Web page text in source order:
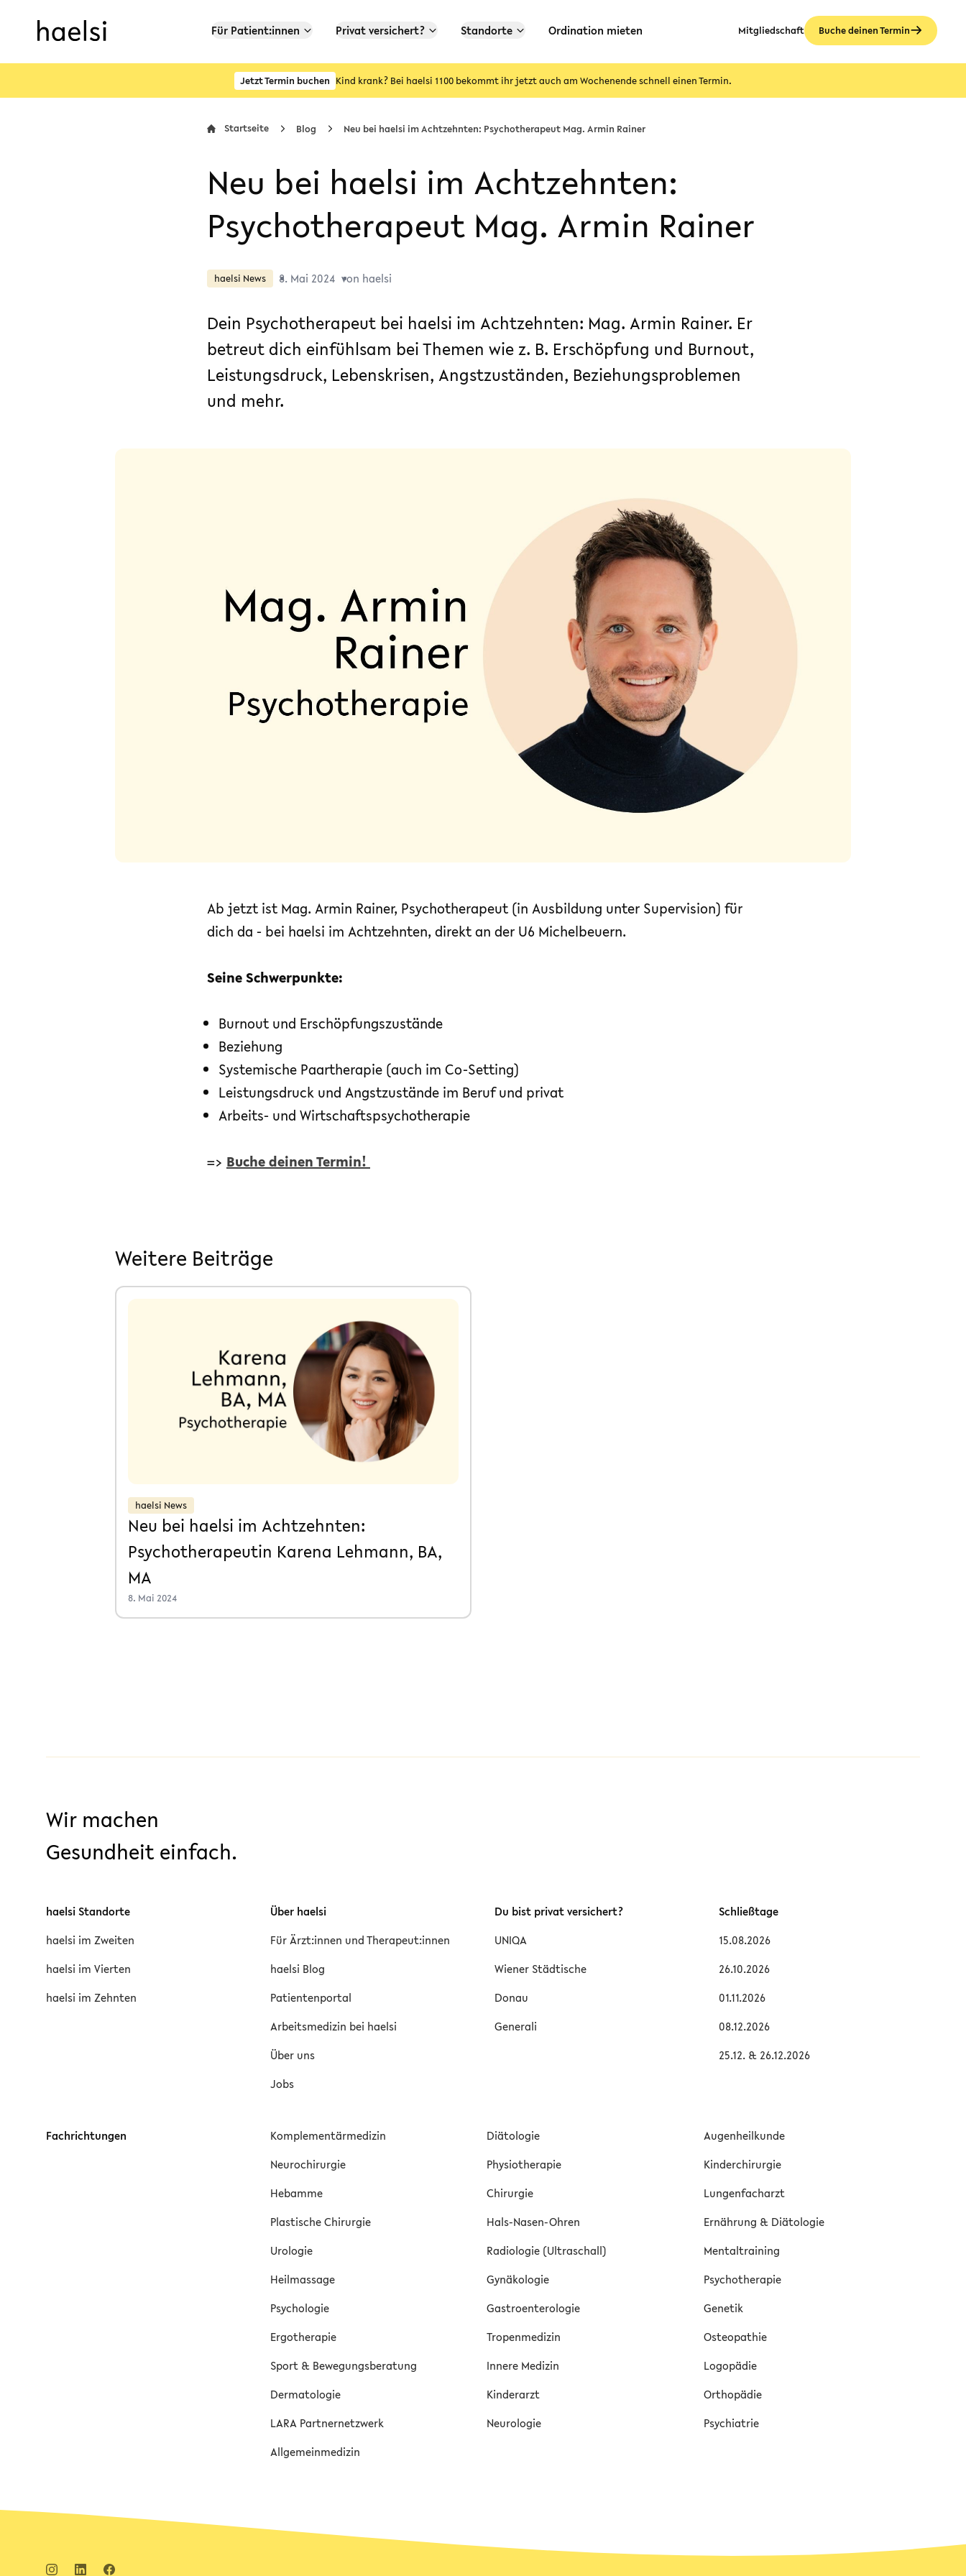
Mitgliedschaft Buche deinen Termin
Für Patient:innen Privat versichert? Standorte Ordination mieten
Jetzt Termin buchen Kind krank? Bei haelsi 1100 bekommt ihr jetzt auch am Wochenende schnell einen Termin.
Startseite Blog Neu bei haelsi im Achtzehnten: Psychotherapeut Mag. Armin Rainer
Neu bei haelsi im Achtzehnten:
Psychotherapeut Mag. Armin Rainer
haelsi News 8. Mai 2024 von haelsi
Dein Psychotherapeut bei haelsi im Achtzehnten: Mag. Armin Rainer. Er
betreut dich einfühlsam bei Themen wie z. B. Erschöpfung und Burnout,
Leistungsdruck, Lebenskrisen, Angstzuständen, Beziehungsproblemen
und mehr.
Ab jetzt ist Mag. Armin Rainer, Psychotherapeut (in Ausbildung unter Supervision) für
dich da - bei haelsi im Achtzehnten, direkt an der U6 Michelbeuern.
Seine Schwerpunkte:
Burnout und Erschöpfungszustände
Beziehung
Systemische Paartherapie (auch im Co-Setting)
Leistungsdruck und Angstzustände im Beruf und privat
Arbeits- und Wirtschaftspsychotherapie
=> Buche deinen Termin!
Weitere Beiträge
haelsi News
Neu bei haelsi im Achtzehnten:
Psychotherapeutin Karena Lehmann, BA,
MA
8. Mai 2024
Wir machen
Gesundheit einfach.
haelsi Standorte
haelsi im Zweiten
haelsi im Vierten
haelsi im Zehnten
Über haelsi
Für Ärzt:innen und Therapeut:innen
haelsi Blog
Patientenportal
Arbeitsmedizin bei haelsi
Über uns
Jobs
Du bist privat versichert?
UNIQA
Wiener Städtische
Donau
Generali
Schließtage
15.08.2026
26.10.2026
01.11.2026
08.12.2026
25.12. & 26.12.2026
Fachrichtungen Komplementärmedizin Diätologie
Augenheilkunde
Neurochirurgie
Physiotherapie
Kinderchirurgie
Hebamme
Chirurgie
Lungenfacharzt
Plastische Chirurgie
Hals-Nasen-Ohren
Ernährung & Diätologie
Urologie
Radiologie (Ultraschall)
Mentaltraining
Heilmassage
Gynäkologie
Psychotherapie
Psychologie
Gastroenterologie
Genetik
Ergotherapie
Tropenmedizin
Osteopathie
Sport & Bewegungsberatung
Innere Medizin
Logopädie
Dermatologie
Kinderarzt
Orthopädie
LARA Partnernetzwerk
Neurologie
Psychiatrie
Allgemeinmedizin